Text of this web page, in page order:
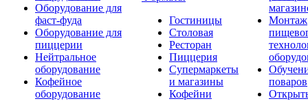
Оборудование для
фаст-фуда
Оборудование для
пиццерии
Нейтральное
оборудование
Кофейное
оборудование
Гостиницы
Столовая
Ресторан
Пиццерия
Супермаркеты
и магазины
Кофейни
Монтаж
поваров